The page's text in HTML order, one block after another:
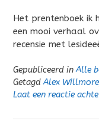
Het prentenboek ik
een mooi verhaal
recensie met
Gepubliceerd inAlle
GetagdAlex Willmore
Laat een reactie